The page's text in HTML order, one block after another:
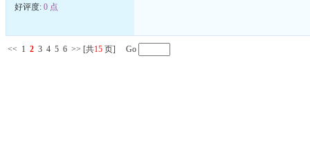
好评度: 0 点
<< 1 2 3 4 5 6 >> [共15 页] Go